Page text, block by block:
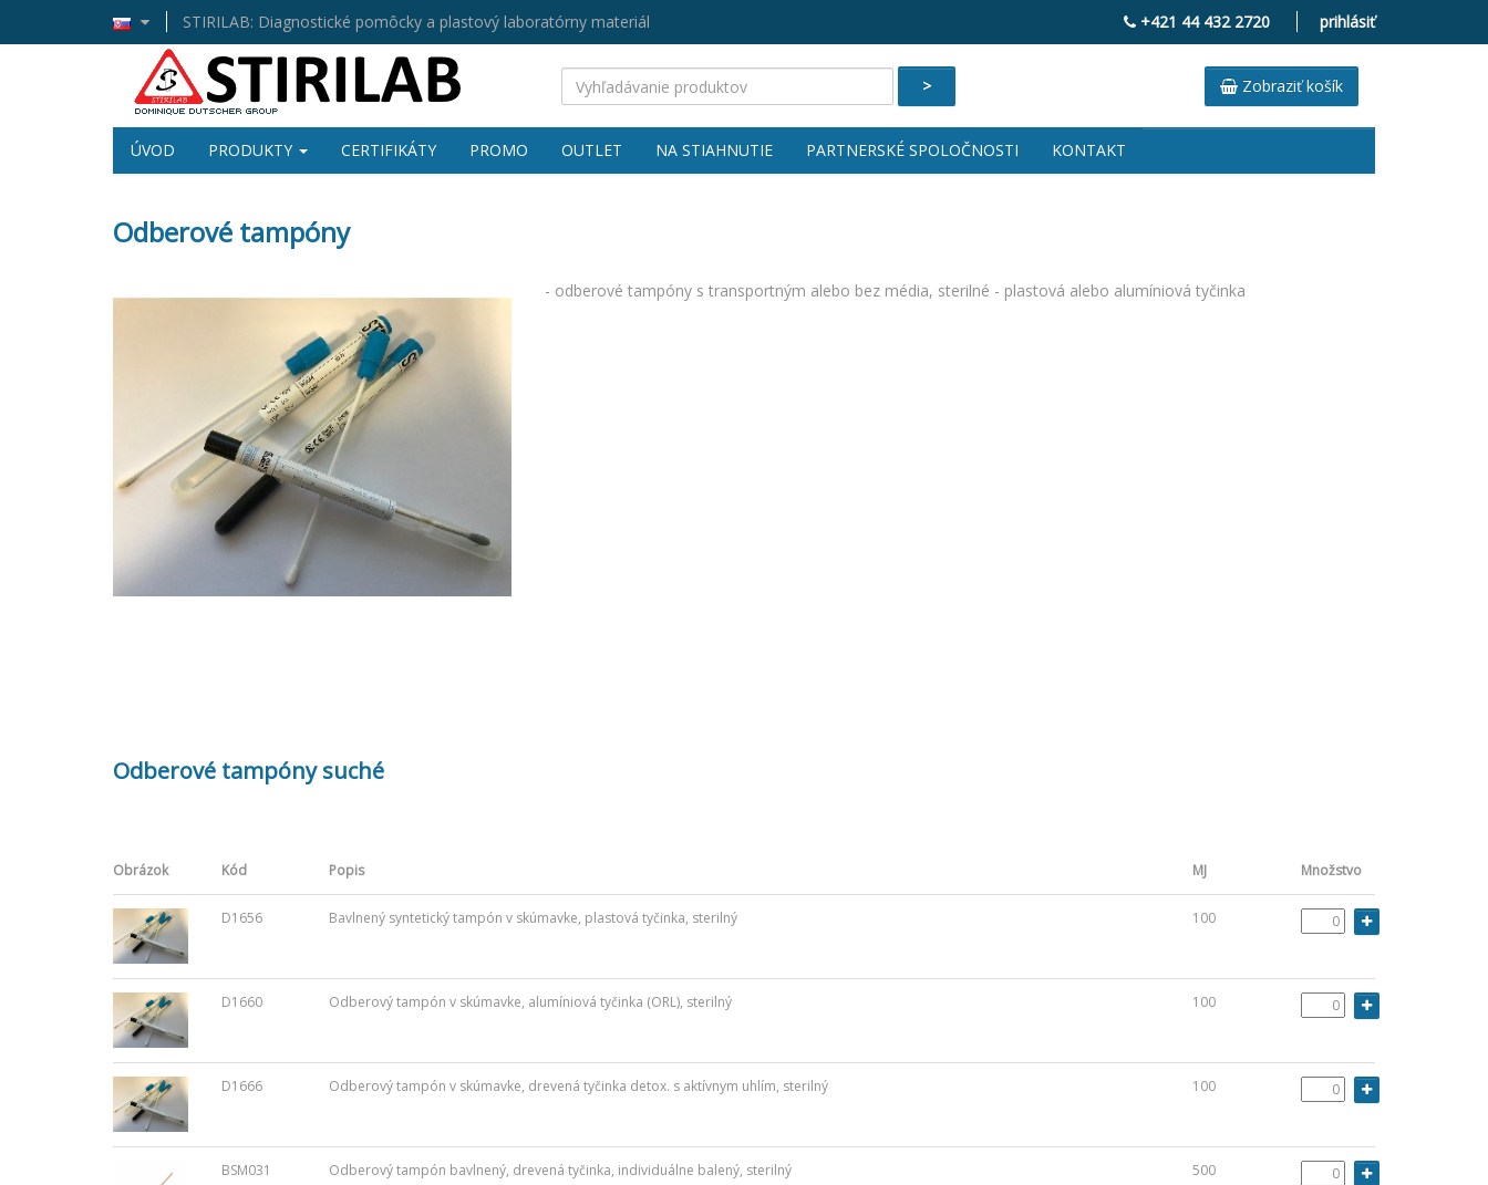
STIRILAB: Diagnostické pomôcky a plastový laboratórny materiál +421 44 432 2720 prihlásiť
> Zobraziť košík
ÚVOD PRODUKTY CERTIFIKÁTY PROMO OUTLET NA STIAHNUTIE PARTNERSKÉ SPOLOČNOSTI KONTAKT
Odberové tampóny
- odberové tampóny s transportným alebo bez média, sterilné - plastová alebo alumíniová tyčinka
Odberové tampóny suché
Obrázok Kód Popis MJ Množstvo
D1656 Bavlnený syntetický tampón v skúmavke, plastová tyčinka, sterilný 100
D1660 Odberový tampón v skúmavke, alumíniová tyčinka (ORL), sterilný 100
D1666 Odberový tampón v skúmavke, drevená tyčinka detox. s aktívnym uhlím, sterilný 100
BSM031 Odberový tampón bavlnený, drevená tyčinka, individuálne balený, sterilný 500